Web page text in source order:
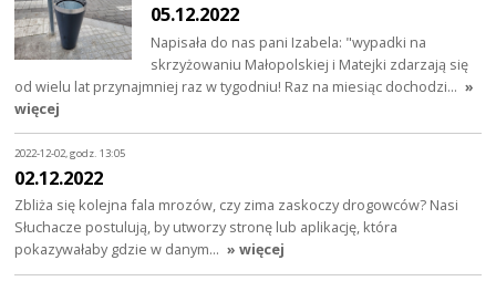
05.12.2022
Napisała do nas pani Izabela: "wypadki na
skrzyżowaniu Małopolskiej i Matejki zdarzają się
od wielu lat przynajmniej raz w tygodniu! Raz na miesiąc dochodzi… »
więcej
2022-12-02, godz. 13:05
02.12.2022
Zbliża się kolejna fala mrozów, czy zima zaskoczy drogowców? Nasi
Słuchacze postulują, by utworzy stronę lub aplikację, która
pokazywałaby gdzie w danym… » więcej